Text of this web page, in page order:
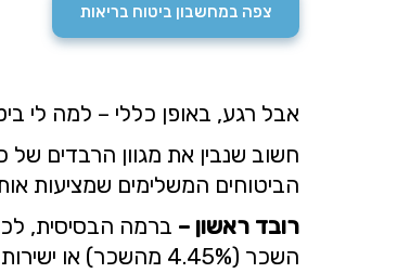
צפה במחשבון ביטוח בריאות
אבל רגע, באופן כללי – למה לי
חשוב שנבין את מגוון הרבדים של
הביטוחים המשלימים שמציעות
רובד ראשון – ברמה הבסיסית,
השכר (4.45% מהשכר) או ישירות מול ביטוח לאומי.